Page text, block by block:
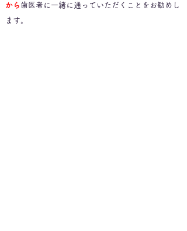
から 歯医者に一緒に通っていただくことをお勧めし
ます。